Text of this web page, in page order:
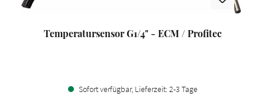
Temperatursensor G1/4" - ECM / Profitec
Sofort verfügbar, Lieferzeit: 2-3 Tage